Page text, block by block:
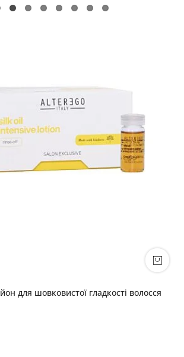
для шовковистої гладкості волосся